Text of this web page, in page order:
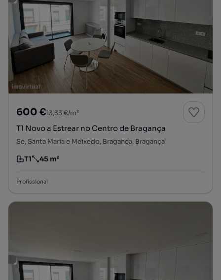
600 €13,33 €/m²
T1 Novo a Estrear no Centro de Bragança
Sé, Santa Maria e Meixedo, Bragança, Bragança
Tipologia
T1
Preço por metro quadrado
45 m²
Profissional